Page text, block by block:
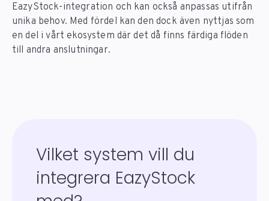
EazyStock-integration och kan också anpassas utifrån
unika behov. Med fördel kan den dock även nyttjas som
en del i vårt ekosystem där det då finns färdiga flöden
till andra anslutningar.
Vilket system vill du
integrera EazyStock